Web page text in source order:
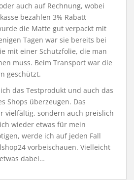
auch auf Rechnung, wobei
bezahlen 3% Rabatt
die Matte gut verpackt mit
Tagen war sie bereits bei
mit einer Schutzfolie, die man
muss. Beim Transport war die
geschützt.
das Testprodukt und auch das
Shops überzeugen. Das
vielfältig, sondern auch preislich
wieder etwas für mein
werde ich auf jeden Fall
vorbeischauen. Vielleicht
dabei…